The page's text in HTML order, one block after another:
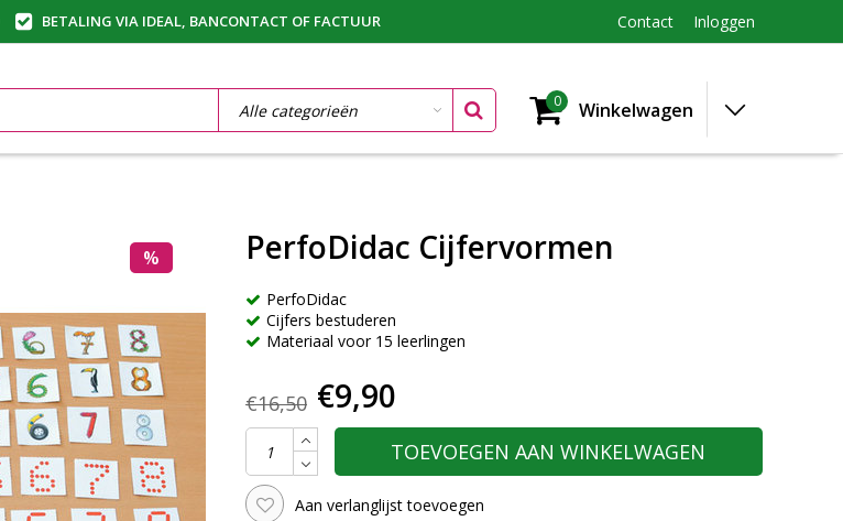
BETALING VIA IDEAL, BANCONTACT OF FACTUUR Contact Inloggen
0 Winkelwagen
% PerfoDidac Cijfervormen
PerfoDidac
Cijfers bestuderen
Materiaal voor 15 leerlingen
€16,50 €9,90
TOEVOEGEN AAN WINKELWAGEN
Aan verlanglijst toevoegen